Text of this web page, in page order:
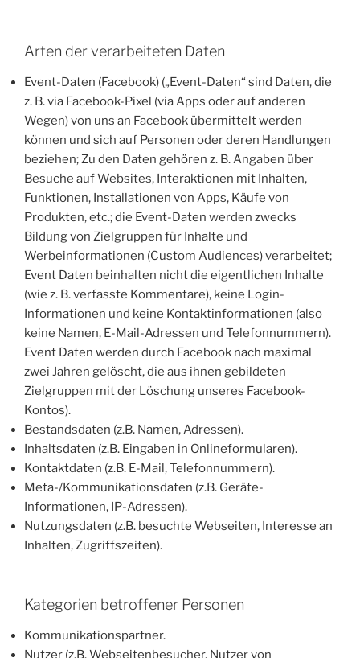
Arten der verarbeiteten Daten
Event-Daten (Facebook) („Event-Daten“ sind Daten, die
z. B. via Facebook-Pixel (via Apps oder auf anderen
Wegen) von uns an Facebook übermittelt werden
können und sich auf Personen oder deren Handlungen
beziehen; Zu den Daten gehören z. B. Angaben über
Besuche auf Websites, Interaktionen mit Inhalten,
Funktionen, Installationen von Apps, Käufe von
Produkten, etc.; die Event-Daten werden zwecks
Bildung von Zielgruppen für Inhalte und
Werbeinformationen (Custom Audiences) verarbeitet;
Event Daten beinhalten nicht die eigentlichen Inhalte
(wie z. B. verfasste Kommentare), keine Login-
Informationen und keine Kontaktinformationen (also
keine Namen, E-Mail-Adressen und Telefonnummern).
Event Daten werden durch Facebook nach maximal
zwei Jahren gelöscht, die aus ihnen gebildeten
Zielgruppen mit der Löschung unseres Facebook-
Kontos).
Bestandsdaten (z.B. Namen, Adressen).
Inhaltsdaten (z.B. Eingaben in Onlineformularen).
Kontaktdaten (z.B. E-Mail, Telefonnummern).
Meta-/Kommunikationsdaten (z.B. Geräte-
Informationen, IP-Adressen).
Nutzungsdaten (z.B. besuchte Webseiten, Interesse an
Inhalten, Zugriffszeiten).
Kategorien betroffener Personen
Kommunikationspartner.
Nutzer (z.B. Webseitenbesucher, Nutzer von